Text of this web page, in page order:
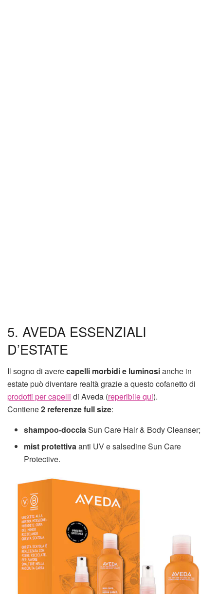
5. AVEDA ESSENZIALI
D’ESTATE
Il sogno di averecapelli morbidi e luminosianche in
estate può diventare realtà grazie a questo cofanetto di
prodotti per capelli di Aveda (reperibile qui).
Contiene2 referenze full size:
shampoo-doccia Sun Care Hair & Body Cleanser;
mist protettivaanti UV e salsedine Sun Care
Protective.